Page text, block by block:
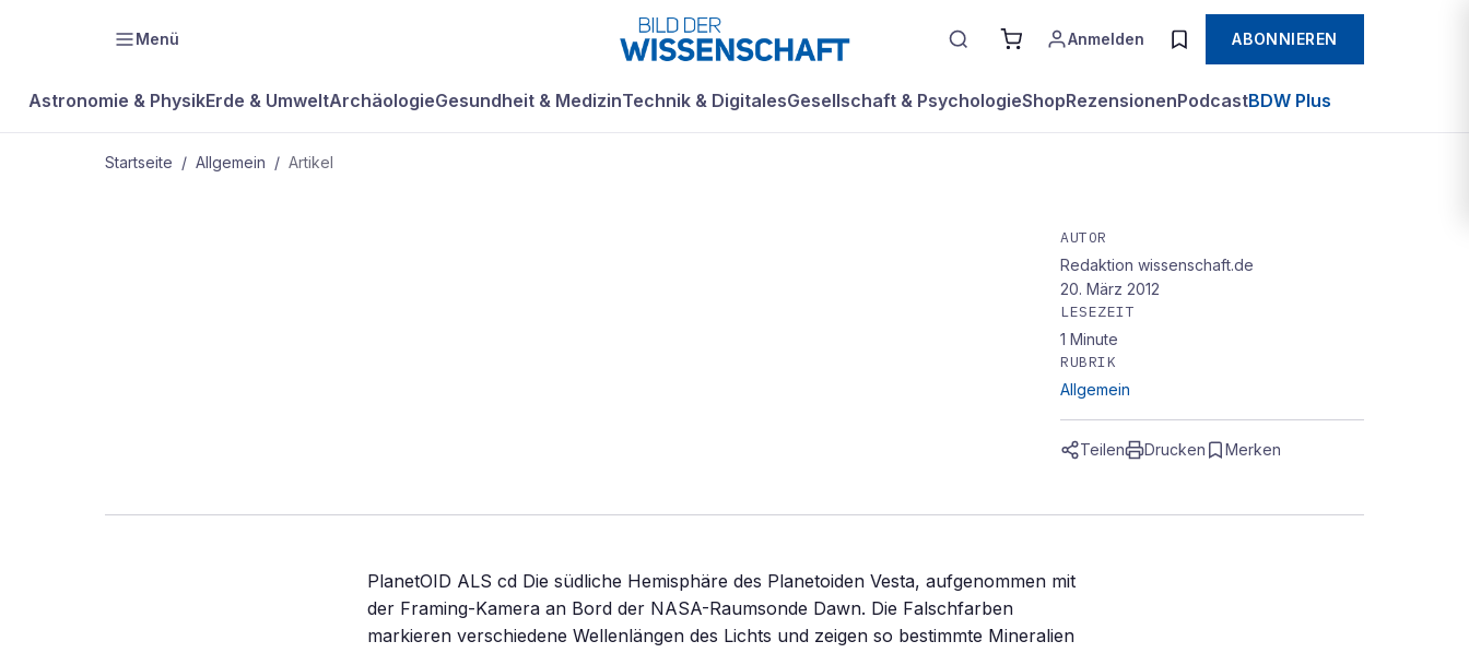
Menü Anmelden ABONNIEREN
Astronomie & PhysikErde & UmweltArchäologieGesundheit & MedizinTechnik & DigitalesGesellschaft & PsychologieShopRezensionenPodcastBDW Plus
Startseite / Allgemein / Artikel
AUTOR
Redaktion wissenschaft.de
20. März 2012
LESEZEIT
1 Minute
RUBRIK
Allgemein
Teilen Drucken Merken
PlanetOID ALS cd Die südliche Hemisphäre des Planetoiden Vesta, aufgenommen mit
der Framing-Kamera an Bord der NASA-Raumsonde Dawn. Die Falschfarben
markieren verschiedene Wellenlängen des Lichts und zeigen so bestimmte Mineralien